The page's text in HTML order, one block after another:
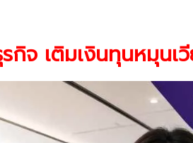
จ เติมเงินทุนหมุนเ